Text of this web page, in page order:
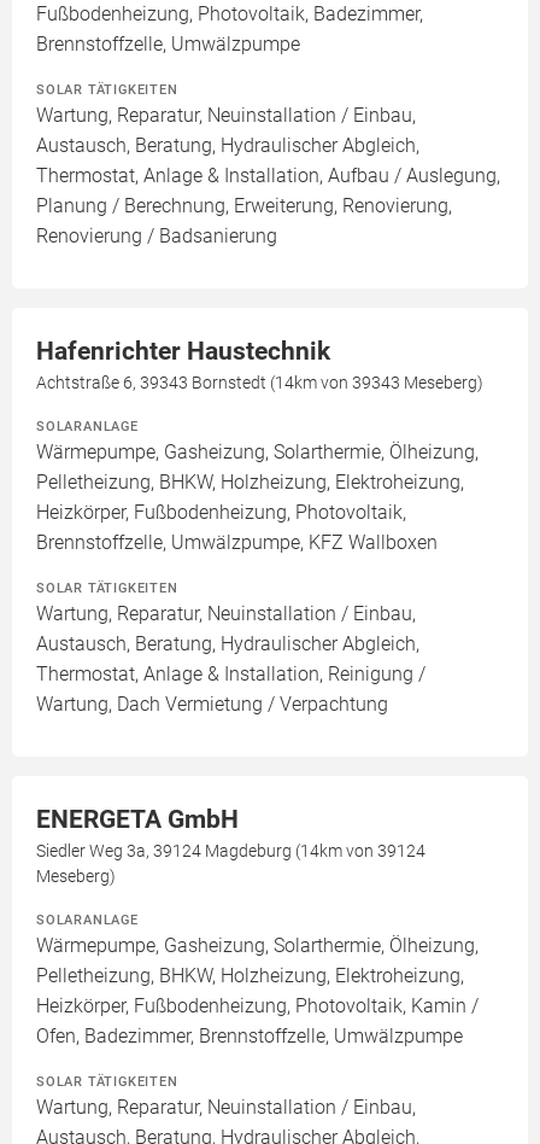
Fußbodenheizung, Photovoltaik, Badezimmer,
Brennstoffzelle, Umwälzpumpe
SOLAR TÄTIGKEITEN
Wartung, Reparatur, Neuinstallation / Einbau,
Austausch, Beratung, Hydraulischer Abgleich,
Thermostat, Anlage & Installation, Aufbau / Auslegung,
Planung / Berechnung, Erweiterung, Renovierung,
Renovierung / Badsanierung
Hafenrichter Haustechnik
Achtstraße 6, 39343 Bornstedt (14km von 39343 Meseberg)
SOLARANLAGE
Wärmepumpe, Gasheizung, Solarthermie, Ölheizung,
Pelletheizung, BHKW, Holzheizung, Elektroheizung,
Heizkörper, Fußbodenheizung, Photovoltaik,
Brennstoffzelle, Umwälzpumpe, KFZ Wallboxen
SOLAR TÄTIGKEITEN
Wartung, Reparatur, Neuinstallation / Einbau,
Austausch, Beratung, Hydraulischer Abgleich,
Thermostat, Anlage & Installation, Reinigung /
Wartung, Dach Vermietung / Verpachtung
ENERGETA GmbH
Siedler Weg 3a, 39124 Magdeburg (14km von 39124
Meseberg)
SOLARANLAGE
Wärmepumpe, Gasheizung, Solarthermie, Ölheizung,
Pelletheizung, BHKW, Holzheizung, Elektroheizung,
Heizkörper, Fußbodenheizung, Photovoltaik, Kamin /
Ofen, Badezimmer, Brennstoffzelle, Umwälzpumpe
SOLAR TÄTIGKEITEN
Wartung, Reparatur, Neuinstallation / Einbau,
Austausch, Beratung, Hydraulischer Abgleich,